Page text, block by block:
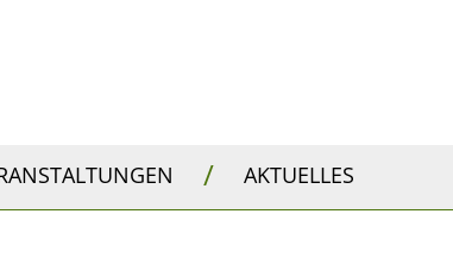
/ AKTUELLES